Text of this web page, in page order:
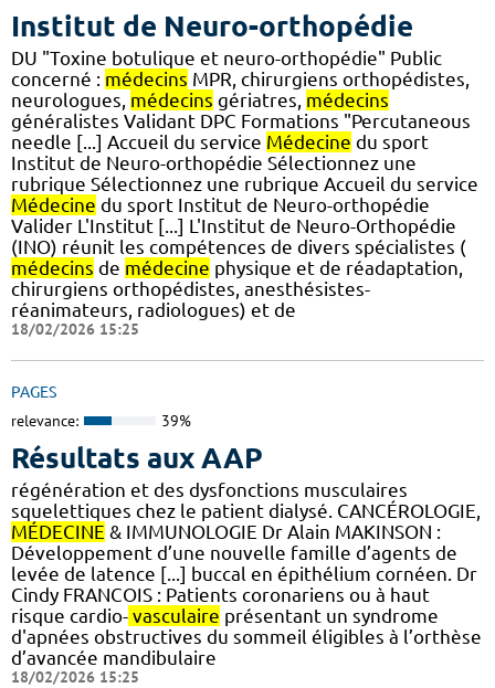
Institut de Neuro-orthopédie
DU "Toxine botulique et neuro-orthopédie" Public
concerné : médecins MPR, chirurgiens orthopédistes,
neurologues, médecins gériatres, médecins
généralistes Validant DPC Formations "Percutaneous
needle [...] Accueil du service Médecine du sport
Institut de Neuro-orthopédie Sélectionnez une
rubrique Sélectionnez une rubrique Accueil du service
Médecine du sport Institut de Neuro-orthopédie
Valider L'Institut [...] L'Institut de Neuro-Orthopédie
(INO) réunit les compétences de divers spécialistes (
médecins de médecine physique et de réadaptation,
chirurgiens orthopédistes, anesthésistes-
réanimateurs, radiologues) et de
18/02/2026 15:25
PAGES
relevance: 39%
Résultats aux AAP
régénération et des dysfonctions musculaires
squelettiques chez le patient dialysé. CANCÉROLOGIE,
MÉDECINE & IMMUNOLOGIE Dr Alain MAKINSON :
Développement d’une nouvelle famille d’agents de
levée de latence [...] buccal en épithélium cornéen. Dr
Cindy FRANCOIS : Patients coronariens ou à haut
risque cardio- vasculaire présentant un syndrome
d'apnées obstructives du sommeil éligibles à l’orthèse
d’avancée mandibulaire
18/02/2026 15:25